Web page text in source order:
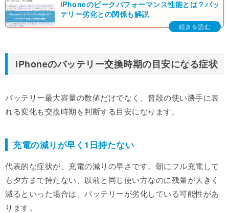
iPhoneのピークパフォーマンス性能とは？バッ
テリー劣化との関係も解説
iPhoneのバッテリー交換時期の目安になる症状
バッテリー最大容量の数値だけでなく、普段の使い勝手に表
れる変化も交換時期を判断する目安になります。
充電の減りが早く1日持たない
代表的な症状が、充電の減りの早さです。朝にフル充電して
も夕方まで持たない、以前と同じ使い方なのに残量が大きく
減るといった場合は、バッテリーが劣化している可能性があ
ります。